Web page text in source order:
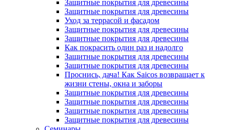
Защитные покрытия для древесины
Защитные покрытия для древесины
Уход за террасой и фасадом
Защитные покрытия для древесины
Защитные покрытия для древесины
Как покрасить один раз и надолго
Защитные покрытия для древесины
Защитные покрытия для древесины
Проснись, дача! Как Saicos возвращает к
жизни стены, окна и заборы
Защитные покрытия для древесины
Защитные покрытия для древесины
Защитные покрытия для древесины
Защитные покрытия для древесины